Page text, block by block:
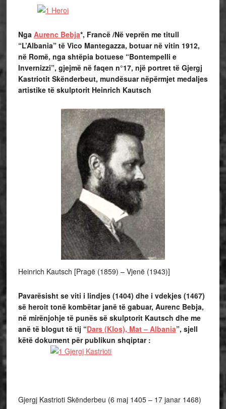
Nga Aurenc Bebja*, Francë /Në veprën me titull
“L’Albania” të Vico Mantegazza, botuar në vitin 1912,
në Romë, nga shtëpia botuese “Bontempelli e
Invernizzi”, gjejmë në faqen n°17, një portret të Gjergj
Kastriotit Skënderbeut, mundësuar nëpërmjet medaljes
artistike të skulptorit Heinrich Kautsch
Heinrich Kautsch [Pragë (1859) – Vjenë (1943)]
Pavarësisht se viti i lindjes (1404) dhe i vdekjes (1467)
së heroit tonë kombëtar janë të gabuar, Aurenc Bebja,
në mirënjohje të punës së skulptorit Kautsch dhe me
anë të blogut të tij “Dars (Klos), Mat – Albania”, sjell
këtë dokument për publikun shqiptar :
Gjergj Kastrioti Skënderbeu (6 maj 1405 – 17 janar 1468)